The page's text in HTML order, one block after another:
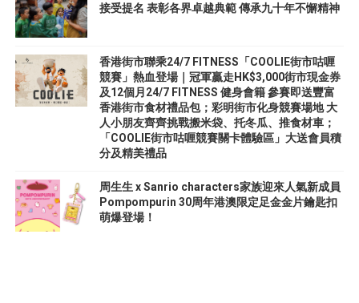
接受提名 表彰各界卓越典範 傳承九十年不懈精神
香港街市聯乘24/7 FITNESS「COOLIE街市咕喱
競賽」熱血登場｜冠軍贏走HK$3,000街市現金券
及12個月24/7 FITNESS 健身會籍 參賽即送豐富
香港街市食材禮品包；彩明街市化身競賽場地 大
人小朋友齊齊挑戰搬米袋、托冬瓜、推食材車；
「COOLIE街市咕喱競賽關卡體驗區」大送會員積
分及精美禮品
周生生 x Sanrio characters家族迎來人氣新成員
Pompompurin 30周年港澳限定足金金片鑰匙扣
萌爆登場！